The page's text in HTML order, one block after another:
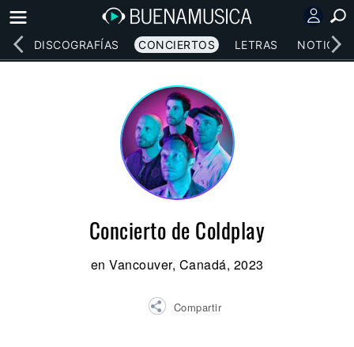
DISCOGRAFÍAS CONCIERTOS LETRAS NOTICIAS
Concierto de Coldplay
en Vancouver, Canadá, 2023
Compartir